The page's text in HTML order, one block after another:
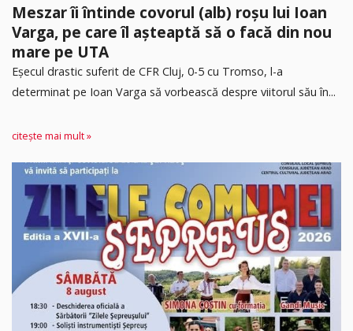
Meszar îi întinde covorul (alb) roșu lui Ioan
Varga, pe care îl așteaptă să o facă din nou
mare pe UTA
Eșecul drastic suferit de CFR Cluj, 0-5 cu Tromso, l-a
determinat pe Ioan Varga să vorbească despre viitorul său în...
citește mai mult »